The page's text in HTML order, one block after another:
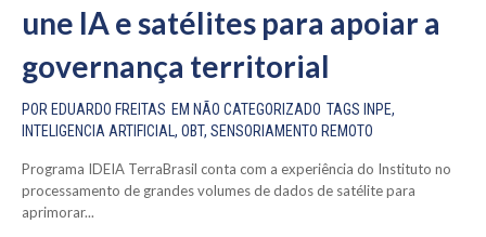
une IA e satélites para apoiar a
governança territorial
POR EDUARDO FREITAS EM NÃO CATEGORIZADO TAGS INPE,
INTELIGENCIA ARTIFICIAL, OBT, SENSORIAMENTO REMOTO
Programa IDEIA TerraBrasil conta com a experiência do Instituto no
processamento de grandes volumes de dados de satélite para
aprimorar...